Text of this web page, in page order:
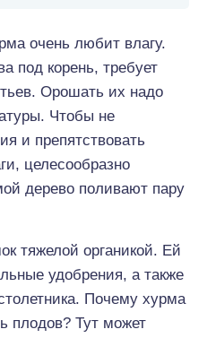
очень любит влагу.
под корень, требует
Орошать их надо
Чтобы не
и препятствовать
целесообразно
дерево поливают пару
тяжелой органикой. Ей
удобрения, а также
Почему хурма
плодов? Тут может